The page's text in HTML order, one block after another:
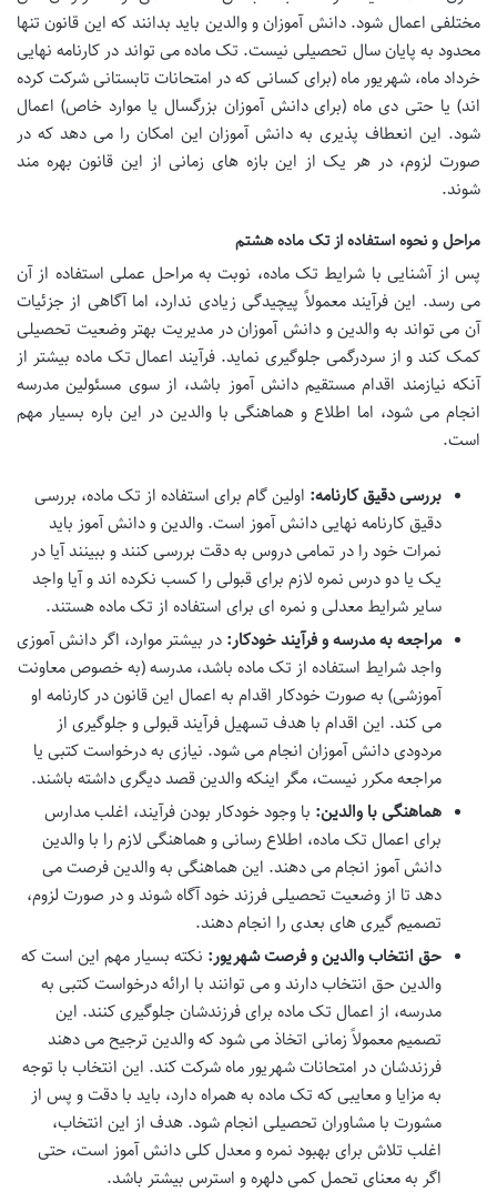
مختلفی اعمال شود. دانش آموزان و والدین باید بدانند که این قانون تنها
محدود به پایان سال تحصیلی نیست. تک ماده می تواند در کارنامه نهایی
خرداد ماه، شهریور ماه (برای کسانی که در امتحانات تابستانی شرکت کرده
اند) یا حتی دی ماه (برای دانش آموزان بزرگسال یا موارد خاص) اعمال
شود. این انعطاف پذیری به دانش آموزان این امکان را می دهد که در
صورت لزوم، در هر یک از این بازه های زمانی از این قانون بهره مند
شوند.
مراحل و نحوه استفاده از تک ماده هشتم
پس از آشنایی با شرایط تک ماده، نوبت به مراحل عملی استفاده از آن
می رسد. این فرآیند معمولاً پیچیدگی زیادی ندارد، اما آگاهی از جزئیات
آن می تواند به والدین و دانش آموزان در مدیریت بهتر وضعیت تحصیلی
کمک کند و از سردرگمی جلوگیری نماید. فرآیند اعمال تک ماده بیشتر از
آنکه نیازمند اقدام مستقیم دانش آموز باشد، از سوی مسئولین مدرسه
انجام می شود، اما اطلاع و هماهنگی با والدین در این باره بسیار مهم
است.
بررسی دقیق کارنامه: اولین گام برای استفاده از تک ماده، بررسی
دقیق کارنامه نهایی دانش آموز است. والدین و دانش آموز باید
نمرات خود را در تمامی دروس به دقت بررسی کنند و ببینند آیا در
یک یا دو درس نمره لازم برای قبولی را کسب نکرده اند و آیا واجد
سایر شرایط معدلی و نمره ای برای استفاده از تک ماده هستند.
مراجعه به مدرسه و فرآیند خودکار: در بیشتر موارد، اگر دانش آموزی
واجد شرایط استفاده از تک ماده باشد، مدرسه (به خصوص معاونت
آموزشی) به صورت خودکار اقدام به اعمال این قانون در کارنامه او
می کند. این اقدام با هدف تسهیل فرآیند قبولی و جلوگیری از
مردودی دانش آموزان انجام می شود. نیازی به درخواست کتبی یا
مراجعه مکرر نیست، مگر اینکه والدین قصد دیگری داشته باشند.
هماهنگی با والدین: با وجود خودکار بودن فرآیند، اغلب مدارس
برای اعمال تک ماده، اطلاع رسانی و هماهنگی لازم را با والدین
دانش آموز انجام می دهند. این هماهنگی به والدین فرصت می
دهد تا از وضعیت تحصیلی فرزند خود آگاه شوند و در صورت لزوم،
تصمیم گیری های بعدی را انجام دهند.
حق انتخاب والدین و فرصت شهریور: نکته بسیار مهم این است که
والدین حق انتخاب دارند و می توانند با ارائه درخواست کتبی به
مدرسه، از اعمال تک ماده برای فرزندشان جلوگیری کنند. این
تصمیم معمولاً زمانی اتخاذ می شود که والدین ترجیح می دهند
فرزندشان در امتحانات شهریور ماه شرکت کند. این انتخاب با توجه
به مزایا و معایبی که تک ماده به همراه دارد، باید با دقت و پس از
مشورت با مشاوران تحصیلی انجام شود. هدف از این انتخاب،
اغلب تلاش برای بهبود نمره و معدل کلی دانش آموز است، حتی
اگر به معنای تحمل کمی دلهره و استرس بیشتر باشد.